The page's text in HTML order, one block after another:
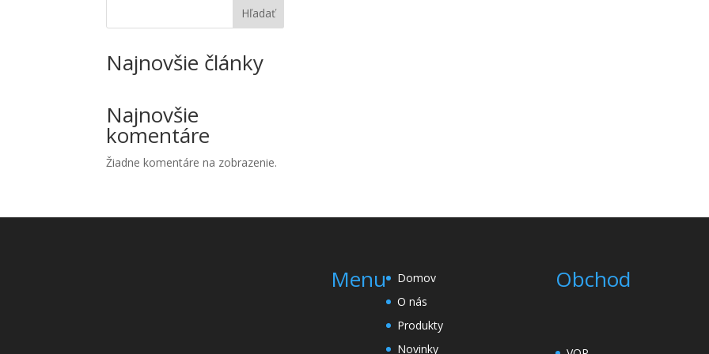
Hľadať
Najnovšie články
Najnovšie
komentáre
Žiadne komentáre na zobrazenie.
Menu
Domov
O nás
Produkty
Novinky
Obchod